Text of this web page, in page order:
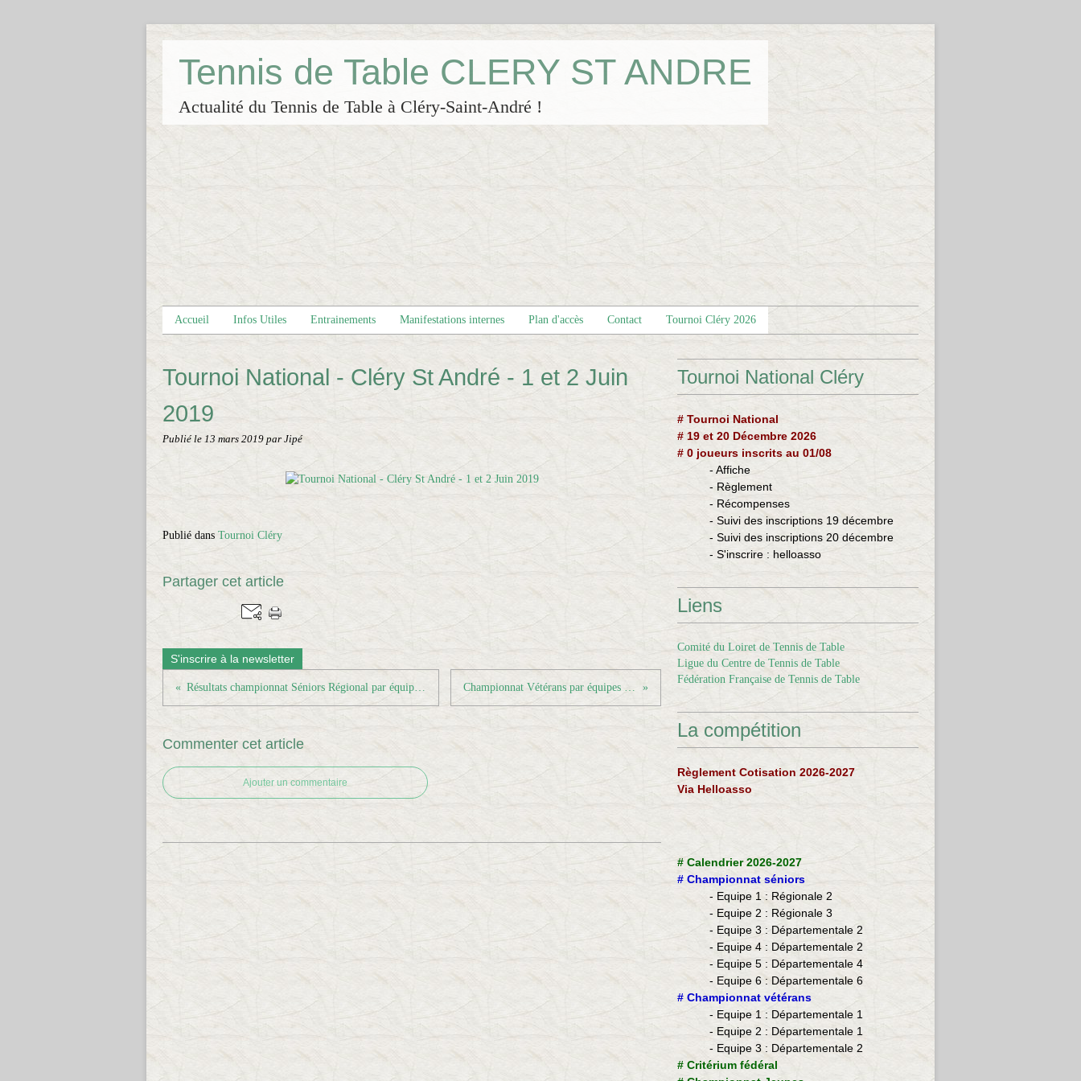
Tennis de Table CLERY ST ANDRE
Actualité du Tennis de Table à Cléry-Saint-André !
Accueil Infos Utiles Entrainements Manifestations internes Plan d'accès Contact Tournoi Cléry 2026
Tournoi National - Cléry St André - 1 et 2 Juin
2019
Publié le 13 mars 2019 par Jipé
Publié dans Tournoi Cléry
Partager cet article
S'inscrire à la newsletter
Résultats championnat Séniors Régional par équipes - Journée 3 Championnat Vétérans par équipes - Journée 5
Commenter cet article
Ajouter un commentaire
Tournoi National Cléry
# Tournoi National
# 19 et 20 Décembre 2026
# 0 joueurs inscrits au 01/08
- Affiche
- Règlement
- Récompenses
- Suivi des inscriptions 19 décembre
- Suivi des inscriptions 20 décembre
- S'inscrire : helloasso
Liens
Comité du Loiret de Tennis de Table
Ligue du Centre de Tennis de Table
Fédération Française de Tennis de Table
La compétition
Règlement Cotisation 2026-2027
Via Helloasso
# Calendrier 2026-2027
# Championnat séniors
- Equipe 1 : Régionale 2
- Equipe 2 : Régionale 3
- Equipe 3 : Départementale 2
- Equipe 4 : Départementale 2
- Equipe 5 : Départementale 4
- Equipe 6 : Départementale 6
​# Championnat vétérans
- ​Equipe 1 : Départementale 1
- Equipe 2 : Départementale 1
- Equipe 3 : Départementale 2
# Critérium fédéral